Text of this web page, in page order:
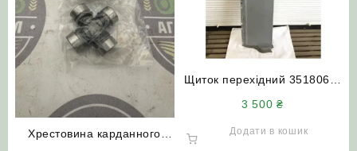
Хрестовина карданного
Щиток перехідний 3518060-
3 500₴
Додати в кошик